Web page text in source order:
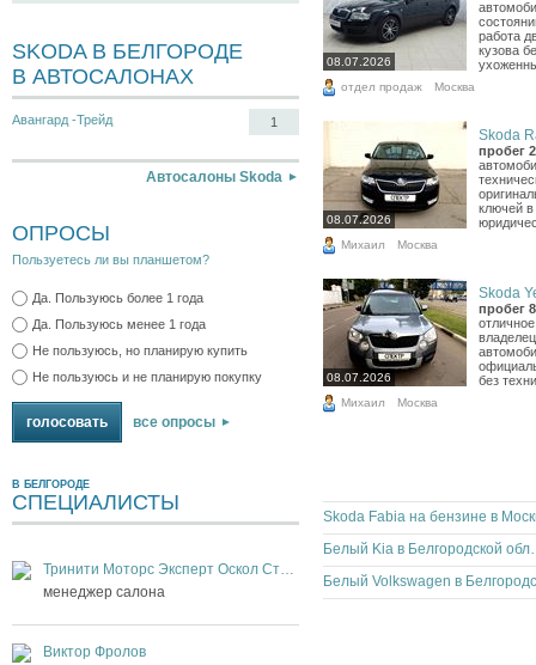
SKODA В БЕЛГОРОДЕ
В АВТОСАЛОНАХ
Авангард -Трейд 1
Автосалоны Skoda
ОПРОСЫ
Пользуетесь ли вы планшетом?
Да. Пользуюсь более 1 года
Да. Пользуюсь менее 1 года
Не пользуюсь, но планирую купить
Не пользуюсь и не планирую покупку
все опросы
В БЕЛГОРОДЕ
СПЕЦИАЛИСТЫ
Тринити Моторс Эксперт Оскол Старый Оскол
менеджер салона
Виктор Фролов
08.07.2026
работа
кузова
отдел продаж Москва
08.07.2026
Skoda
пробег
ключей в
Михаил Москва
08.07.2026
Skoda
пробег
без
Михаил Москва
Skoda Fabia на бензине в
Белый